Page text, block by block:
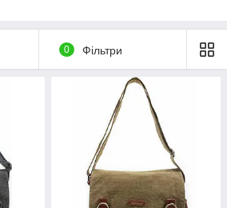
0 Фільтри